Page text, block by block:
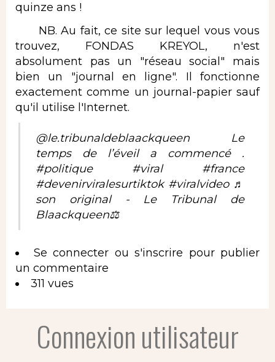
quinze ans !
NB. Au fait, ce site sur lequel vous vous
trouvez, FONDAS KREYOL, n'est
absolument pas un "réseau social" mais
bien un "journal en ligne". Il fonctionne
exactement comme un journal-papier sauf
qu'il utilise l'Internet.
@le.tribunaldeblaackqueen Le
temps de l’éveil a commencé .
#politique
#viral
#france
#devenirviralesurtiktok #viralvideo ♬
son original - Le Tribunal de
Blaackqueen⚖️
Se connecter ou s'inscrire pour publier
un commentaire
311 vues
Connexion utilisateur